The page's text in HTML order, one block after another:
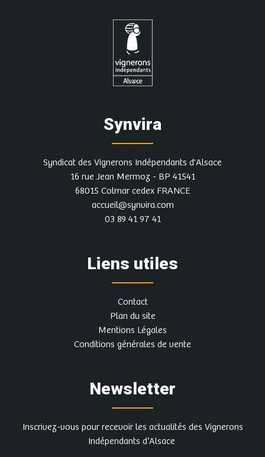
Synvira
Syndicat des Vignerons Indépendants d'Alsace
16 rue Jean Mermoz - BP 41541
68015 Colmar cedex FRANCE
accueil@synvira.com
03 89 41 97 41
Liens utiles
Contact
Plan du site
Mentions Légales
Conditions générales de vente
Newsletter
Inscrivez-vous pour recevoir les actualités des Vignerons
Indépendants d’Alsace